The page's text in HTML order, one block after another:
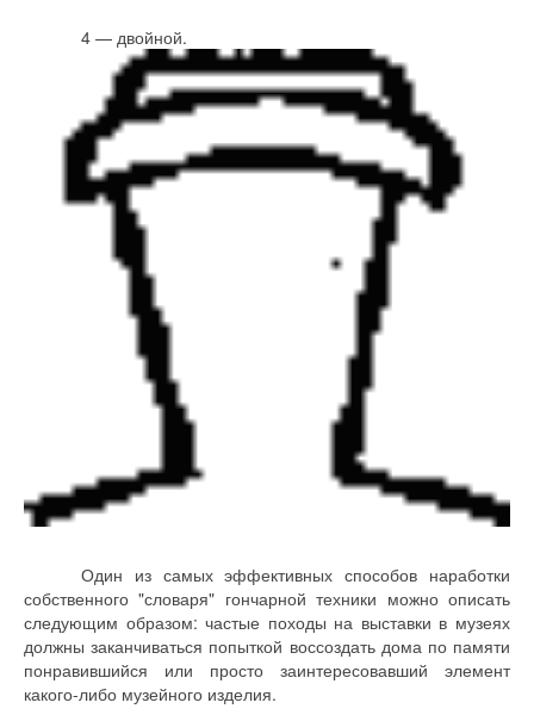
4 — двойной.
Один из самых эффективных способов наработки
собственного "словаря" гончарной техники можно описать
следующим образом: частые походы на выставки в музеях
должны заканчиваться попыткой воссоздать дома по памяти
понравившийся или просто заинтересовавший элемент
какого-либо музейного изделия.